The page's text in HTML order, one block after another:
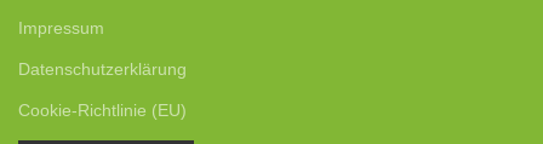
Impressum
Datenschutzerklärung
Cookie-Richtlinie (EU)